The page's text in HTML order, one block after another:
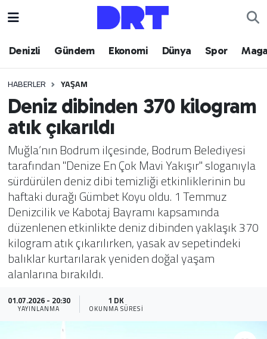
Denizli Gündem Ekonomi Dünya Spor
HABERLER YAŞAM
Deniz dibinden 370 kilogram
atık çıkarıldı
Muğla’nın Bodrum ilçesinde, Bodrum Belediyesi
tarafından "Denize En Çok Mavi Yakışır" sloganıyla
sürdürülen deniz dibi temizliği etkinliklerinin bu
haftaki durağı Gümbet Koyu oldu. 1 Temmuz
Denizcilik ve Kabotaj Bayramı kapsamında
düzenlenen etkinlikte deniz dibinden yaklaşık 370
kilogram atık çıkarılırken, yasak av sepetindeki
balıklar kurtarılarak yeniden doğal yaşam
alanlarına bırakıldı.
01.07.2026 - 20:30
YAYINLANMA
1 DK
OKUNMA SÜRESI
Denizli
Ekonomi
Dünya
Spor
Magazin
Teknoloji
Yaşam
Yazarlar
Hava Durumu
Puan Durumu ve Fikstür
Tüm Manşetler
Son Dakika Haberleri
Haber Arşivi